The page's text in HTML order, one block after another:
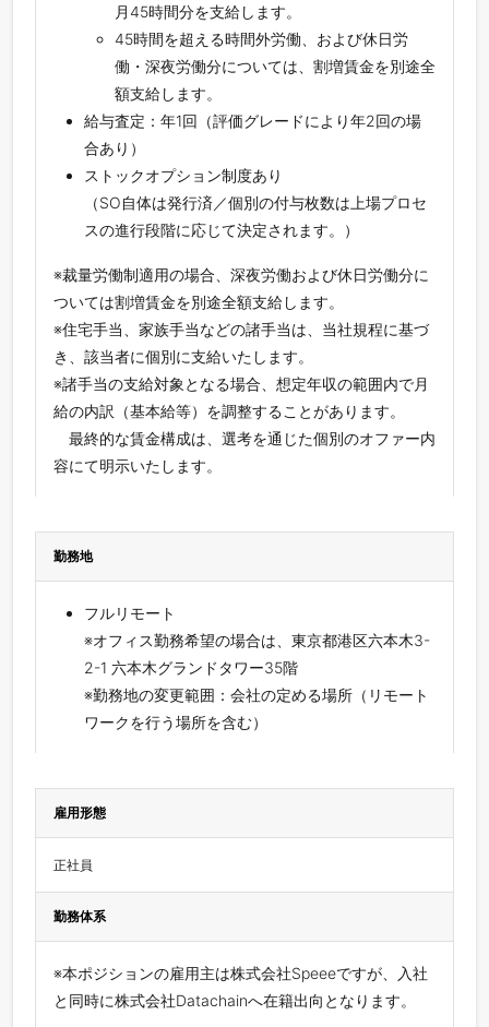
月45時間分を支給します。
45時間を超える時間外労働、および休日労
働・深夜労働分については、割増賃金を別途全
額支給します。
給与査定：年1回（評価グレードにより年2回の場
合あり）
ストックオプション制度あり
（SO自体は発行済／個別の付与枚数は上場プロセ
スの進行段階に応じて決定されます。）
※裁量労働制適用の場合、深夜労働および休日労働分に
ついては割増賃金を別途全額支給します。
※住宅手当、家族手当などの諸手当は、当社規程に基づ
き、該当者に個別に支給いたします。
※諸手当の支給対象となる場合、想定年収の範囲内で月
給の内訳（基本給等）を調整することがあります。
最終的な賃金構成は、選考を通じた個別のオファー内
容にて明示いたします。
勤務地
フルリモート
※オフィス勤務希望の場合は、東京都港区六本木3-
2-1 六本木グランドタワー35階
※勤務地の変更範囲：会社の定める場所（リモート
ワークを行う場所を含む）
雇用形態
正社員
勤務体系
※本ポジションの雇用主は株式会社Speeeですが、入社
と同時に株式会社Datachainへ在籍出向となります。